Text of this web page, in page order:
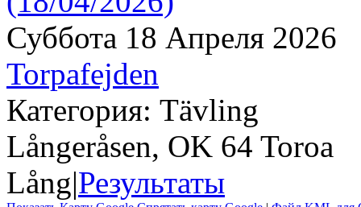
Суббота 18 Апреля 2026
Torpafejden
Категория: Tävling
Långeråsen, OK 64 Toroa
Lång|Результаты